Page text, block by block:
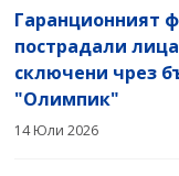
Гаранционният
пострадали
сключени чрез
"Олимпик"
14 Юли 2026